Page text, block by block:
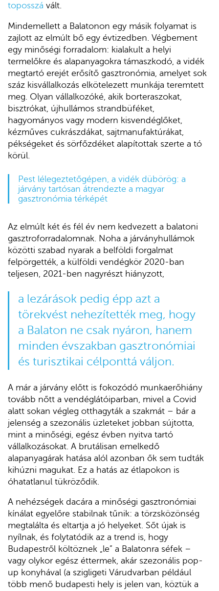
toposszá vált.
Mindemellett a Balatonon egy másik folyamat is
zajlott az elmúlt bő egy évtizedben. Végbement
egy minőségi forradalom: kialakult a helyi
termelőkre és alapanyagokra támaszkodó, a vidék
megtartó erejét erősítő gasztronómia, amelyet sok
száz kisvállalkozás elkötelezett munkája teremtett
meg. Olyan vállalkozóké, akik borteraszokat,
bisztrókat, újhullámos strandbüféket,
hagyományos vagy modern kisvendéglőket,
kézműves cukrászdákat, sajtmanufaktúrákat,
pékségeket és sörfőzdéket alapítottak szerte a tó
körül.
Pest lélegeztetőgépen, a vidék dübörög: a
járvány tartósan átrendezte a magyar
gasztronómia térképét
Az elmúlt két és fél év nem kedvezett a balatoni
gasztroforradalomnak. Noha a járványhullámok
közötti szabad nyarak a belföldi forgalmat
felpörgették, a külföldi vendégkör 2020-ban
teljesen, 2021-ben nagyrészt hiányzott,
a lezárások pedig épp azt a
törekvést nehezítették meg, hogy
a Balaton ne csak nyáron, hanem
minden évszakban gasztronómiai
és turisztikai célponttá váljon.
A már a járvány előtt is fokozódó munkaerőhiány
tovább nőtt a vendéglátóiparban, mivel a Covid
alatt sokan végleg otthagyták a szakmát – bár a
jelenség a szezonális üzleteket jobban sújtotta,
mint a minőségi, egész évben nyitva tartó
vállalkozásokat. A brutálisan emelkedő
alapanyagárak hatása alól azonban ők sem tudták
kihúzni magukat. Ez a hatás az étlapokon is
óhatatlanul tükröződik.
A nehézségek dacára a minőségi gasztronómiai
kínálat egyelőre stabilnak tűnik: a törzsközönség
megtalálta és eltartja a jó helyeket. Sőt újak is
nyílnak, és folytatódik az a trend is, hogy
Budapestről költöznek „le” a Balatonra séfek –
vagy olykor egész éttermek, akár szezonális pop-
up konyhával (a szigligeti Várudvarban például
több menő budapesti hely is jelen van, köztük a